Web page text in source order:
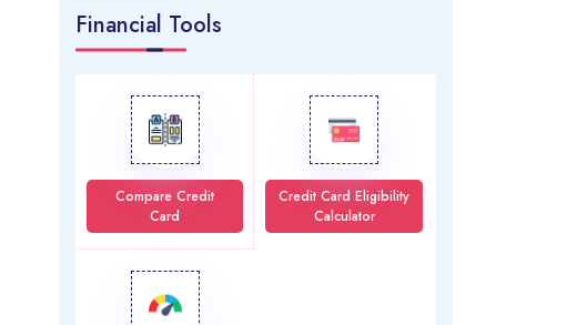
Financial Tools
Compare Credit
Card
Credit Card Eligibility
Calculator